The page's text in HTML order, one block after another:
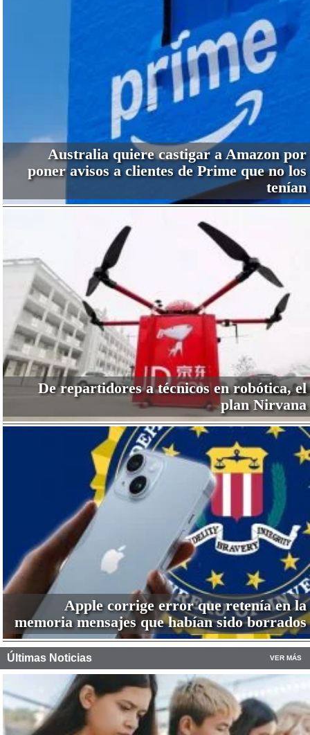
Australia quiere castigar a Amazon por
poner avisos a clientes de Prime que no los
tenían
De repartidores a técnicos en robótica, el
plan Nirvana
Apple corrige error que retenía en la
memoria mensajes que habían sido borrados
Últimas Noticias VER MÁS